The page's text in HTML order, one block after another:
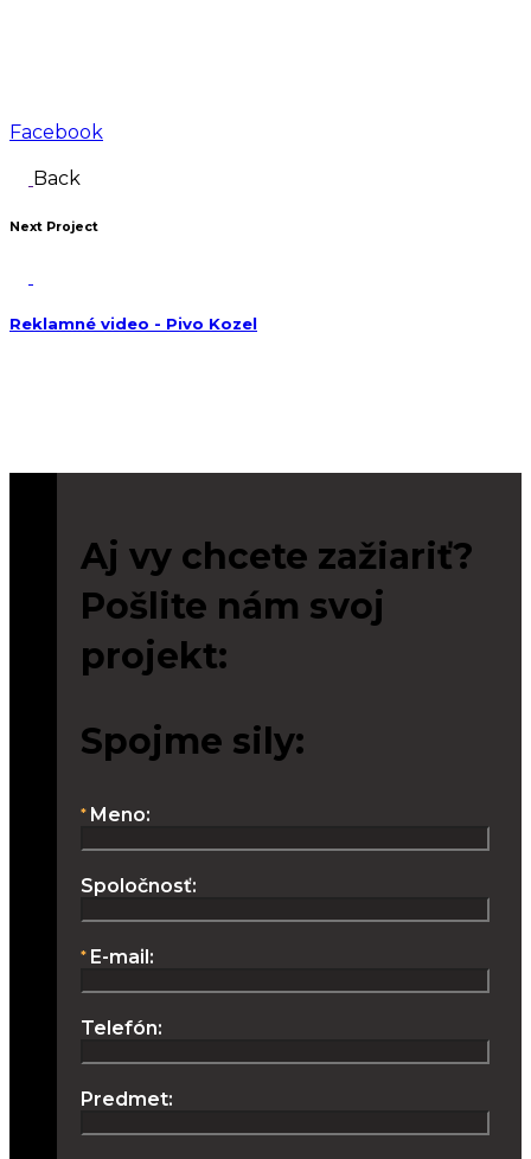
Facebook
Back
Next Project
Reklamné video - Pivo Kozel
Aj vy chcete zažiariť?
Pošlite nám svoj
projekt:
Spojme sily:
Meno:
Spoločnosť:
E-mail:
Telefón:
Predmet: